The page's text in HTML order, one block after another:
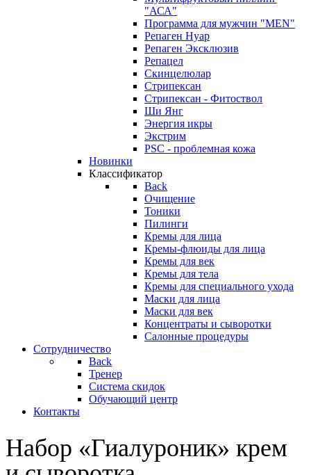
"АСА"
Программа для мужчин "MEN"
Репаген Нуар
Репаген Эксклюзив
Репацел
Скинцелюлар
Стрипексан
Стрипексан - Фитоствол
Ши Янг
Энергия икры
Экстрим
PSC - проблемная кожа
Новинки
Классификатор
Back
Очищение
Тоники
Пилинги
Кремы для лица
Кремы-флюиды для лица
Кремы для век
Кремы для тела
Кремы для специального ухода
Маски для лица
Маски для век
Концентраты и сыворотки
Салонные процедуры
Сотрудничество
Back
Тренер
Система скидок
Обучающий центр
Контакты
Набор «Гиалуроник» крем